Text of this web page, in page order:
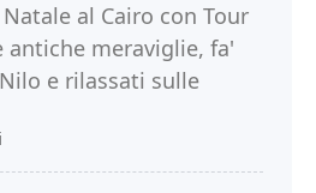
al Cairo con Tour
antiche meraviglie, fa'
e rilassati sulle